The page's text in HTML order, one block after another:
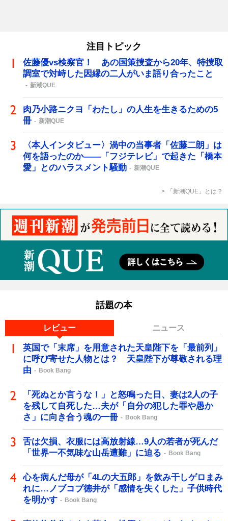
注目トピック
佐藤優vs検察官！ あの国策捜査から20年、特捜取
調室で対峙した因縁の二人がいま語り合ったこと
新潮QUE
肉乃小路ニクヨ「わたし」の人生を生きるための5
冊
新潮QUE
〈本人インタビュー〉渦中の当事者「佐藤二朗」は
何を語ったのか――「フジテレビ」で起きた「橋本
愛」とのハラスメント騒動
新潮QUE
「新潮QUE」とは？
話題の本
レビュー ニュース
英国で「末席」を用意された天皇陛下を「最前列」
に呼び寄せた人物とは？ 天皇陛下が尊敬される理
由
Book Bang
「死ぬとか言うな！」と怒鳴った日、妻は2人の子
を残して自死した…夫が「自分の犯した罪や愚か
さ」に向き合う魂の一冊
Book Bang
舌は欠損、衣服には高放射線…9人の若者が死んだ
「世界一不気味な山岳遭難」に迫る
Book Bang
心を病んだ母が「4Lの大五郎」を飲み干しゲロまみ
れに…ノブコブ徳井が「感情を失くした」子供時代
を明かす
Book Bang